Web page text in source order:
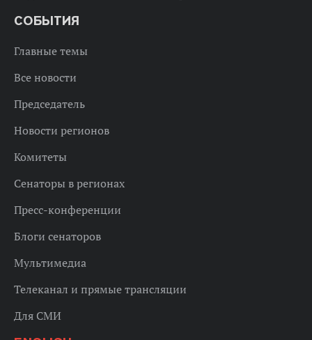
СОБЫТИЯ
Главные темы
Все новости
Председатель
Новости регионов
Комитеты
Сенаторы в регионах
Пресс-конференции
Блоги сенаторов
Мультимедиа
Телеканал и прямые трансляции
Для СМИ